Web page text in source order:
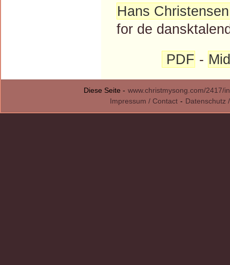
Hans
for de
PDF -
Diese Seite - www.christmysong.com/2417/
Impressum / Contact - Datenschutz